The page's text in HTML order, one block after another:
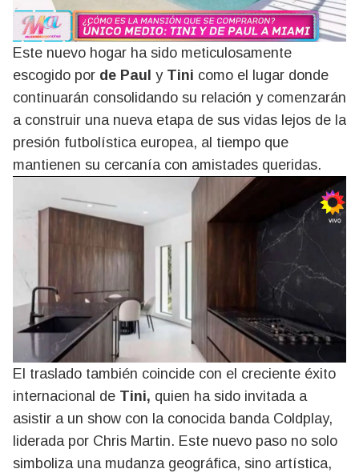
Este nuevo hogar ha sido meticulosamente
escogido por de Paul y Tini como el lugar donde
continuarán consolidando su relación y comenzarán
a construir una nueva etapa de sus vidas lejos de la
presión futbolística europea, al tiempo que
mantienen su cercanía con amistades queridas.
El traslado también coincide con el creciente éxito
internacional de Tini, quien ha sido invitada a
asistir a un show con la conocida banda Coldplay,
liderada por Chris Martin. Este nuevo paso no solo
simboliza una mudanza geográfica, sino artística,